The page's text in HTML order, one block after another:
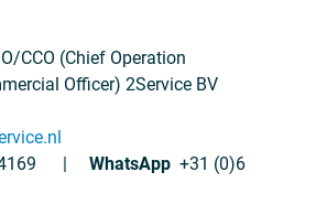
CCO (Chief Operation
Officer) 2Service BV
| WhatsApp +31 (0)6